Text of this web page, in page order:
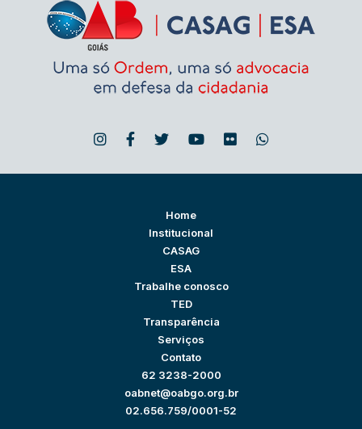
Home
Institucional
CASAG
ESA
Trabalhe conosco
TED
Transparência
Serviços
Contato
62 3238-2000
oabnet@oabgo.org.br
02.656.759/0001-52